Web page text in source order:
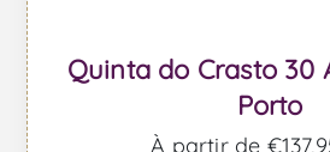
Quinta do Crasto 30
Porto
À partir de